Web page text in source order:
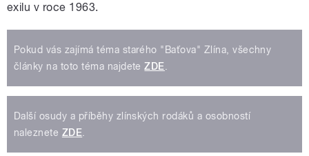
exilu v roce 1963.
Pokud vás zajímá téma starého "Baťova" Zlína, všechny
články na toto téma najdeteZDE
Další osudy a příběhy zlínských rodáků a osobností
naleznete ZDE